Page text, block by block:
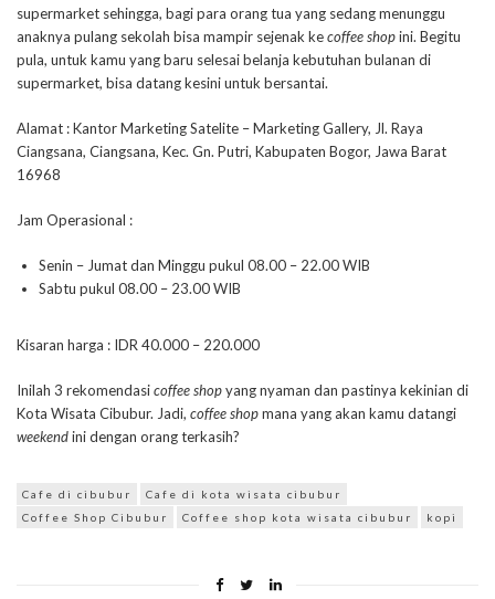
supermarket sehingga, bagi para orang tua yang sedang menunggu
anaknya pulang sekolah bisa mampir sejenak kecoffee shopini. Begitu
pula, untuk kamu yang baru selesai belanja kebutuhan bulanan di
supermarket, bisa datang kesini untuk bersantai.
Alamat : Kantor Marketing Satelite – Marketing Gallery, Jl. Raya
Ciangsana, Ciangsana, Kec. Gn. Putri, Kabupaten Bogor, Jawa Barat
16968
Jam Operasional :
Senin – Jumat dan Minggu pukul 08.00 – 22.00 WIB
Sabtu pukul 08.00 – 23.00 WIB
Kisaran harga : IDR 40.000 – 220.000
Inilah 3 rekomendasicoffee shopyang nyaman dan pastinya kekinian di
Kota Wisata Cibubur. Jadi, coffee shopmana yang akan kamu datangi
weekendini dengan orang terkasih?
Cafe di cibubur
Cafe di kota wisata cibubur
Coffee Shop Cibubur
Coffee shop kota wisata cibubur kopi